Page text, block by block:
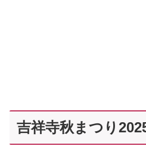
吉祥寺秋まつり